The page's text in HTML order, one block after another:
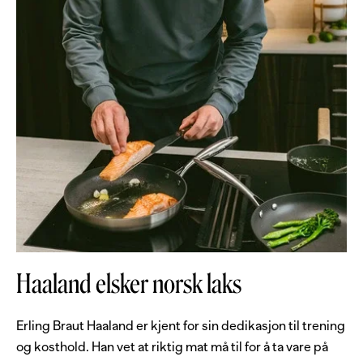
Haaland elsker norsk laks
Erling Braut Haaland er kjent for sin dedikasjon til trening
og kosthold. Han vet at riktig mat må til for å ta vare på